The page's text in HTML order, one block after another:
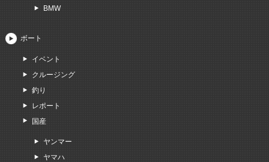
BMW
ボート
イベント
クルージング
釣り
レポート
国産
ヤンマー
ヤマハ